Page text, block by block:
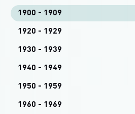
1900 - 1909
1920 - 1929
1930 - 1939
1940 - 1949
1950 - 1959
1960 - 1969